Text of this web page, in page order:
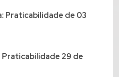
Praticabilidade de 03
29 de